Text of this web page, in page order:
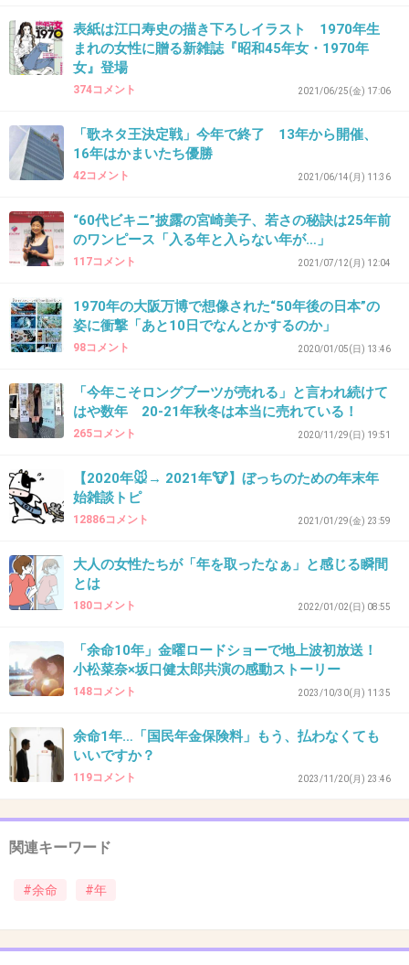
36. 匿名2026/06/02(火) 14:36:50
とりあえず行きたいところに行くかな。体力的にはやめひ
遠目のところからせめていく
+6
スカイダイビングしたり、イルカと泳いだり、
仲良かった友人や家族にプレゼントを振る舞
い、夕方にはビール片手に海に沈む太陽眺めた
り、エッフェル塔の前でエッフェル姉さんポー
ズしたり、やりたい放題する
+16 -0
>>11
2年後死ななかったらどうしたら良いの？
2件の返信
-0
39. 匿名2026/06/02(火) 14:37:19
できることって書いてあるけど
やりたいことはないのですか？
-0
わがままに生きる
表紙は江口寿史の描き下ろしイラスト 1970年生
まれの女性に贈る新雑誌『昭和45年女・1970年
女』登場
374コメント 2021/06/25(金) 17:06
「歌ネタ王決定戦」今年で終了 13年から開催、
16年はかまいたち優勝
42コメント 2021/06/14(月) 11:36
“60代ビキニ”披露の宮崎美子、若さの秘訣は25年前
のワンピース「入る年と入らない年が…」
117コメント 2021/07/12(月) 12:04
1970年の大阪万博で想像された“50年後の日本”の
姿に衝撃「あと10日でなんとかするのか」
98コメント 2020/01/05(日) 13:46
「今年こそロングブーツが売れる」と言われ続けて
はや数年 20-21年秋冬は本当に売れている！
265コメント 2020/11/29(日) 19:51
【2020年🐭→ 2021年🐮】ぼっちのための年末年
始雑談トピ
12886コメント 2021/01/29(金) 23:59
大人の女性たちが「年を取ったなぁ」と感じる瞬間
とは
180コメント 2022/01/02(日) 08:55
「余命10年」金曜ロードショーで地上波初放送！
小松菜奈×坂口健太郎共演の感動ストーリー
148コメント 2023/10/30(月) 11:35
余命1年…「国民年金保険料」もう、払わなくても
いいですか？
119コメント 2023/11/20(月) 23:46
関連キーワード
#余命 #年